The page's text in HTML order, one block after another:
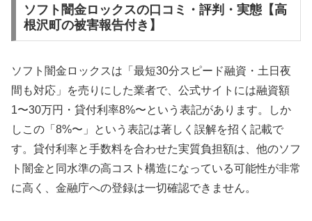
ソフト闇金ロックスの口コミ・評判・実態【高
根沢町の被害報告付き】
ソフト闇金ロックスは「最短30分スピード融資・土日夜
間も対応」を売りにした業者で、公式サイトには融資額
1〜30万円・貸付利率8%〜という表記があります。しか
しこの「8%〜」という表記は著しく誤解を招く記載で
す。貸付利率と手数料を合わせた実質負担額は、他のソフ
ト闇金と同水準の高コスト構造になっている可能性が非常
に高く、金融庁への登録は一切確認できません。